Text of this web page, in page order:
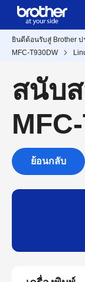
ยินดีต้อนรับสู่ Brother ป
MFC-T930DW
สนับ
ย้อนกลับ